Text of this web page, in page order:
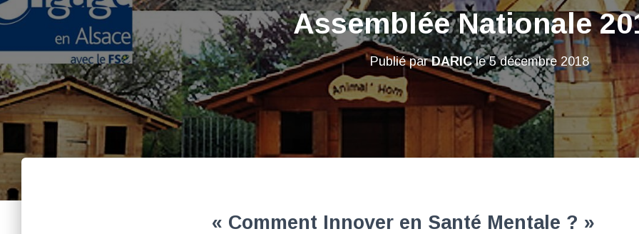
Assemblée Nationale
Publié parDARICle5 décembre 2018
« Comment Innover en Santé Mentale ? »